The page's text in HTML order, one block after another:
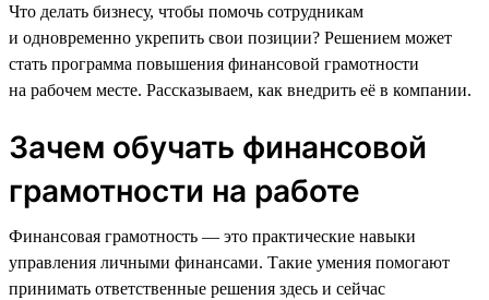
Что делать бизнесу, чтобы помочь сотрудникам
и одновременно укрепить свои позиции? Решением может
стать программа повышения финансовой грамотности
на рабочем месте. Рассказываем, как внедрить её в компании.
Зачем обучать финансовой
грамотности на работе
Финансовая грамотность — это практические навыки
управления личными финансами. Такие умения помогают
принимать ответственные решения здесь и сейчас